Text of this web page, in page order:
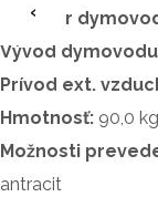
‹
Priemer
Vývod
Prívod ext.
Hmotnosť: 90,0 kg
Možnosti
antracit